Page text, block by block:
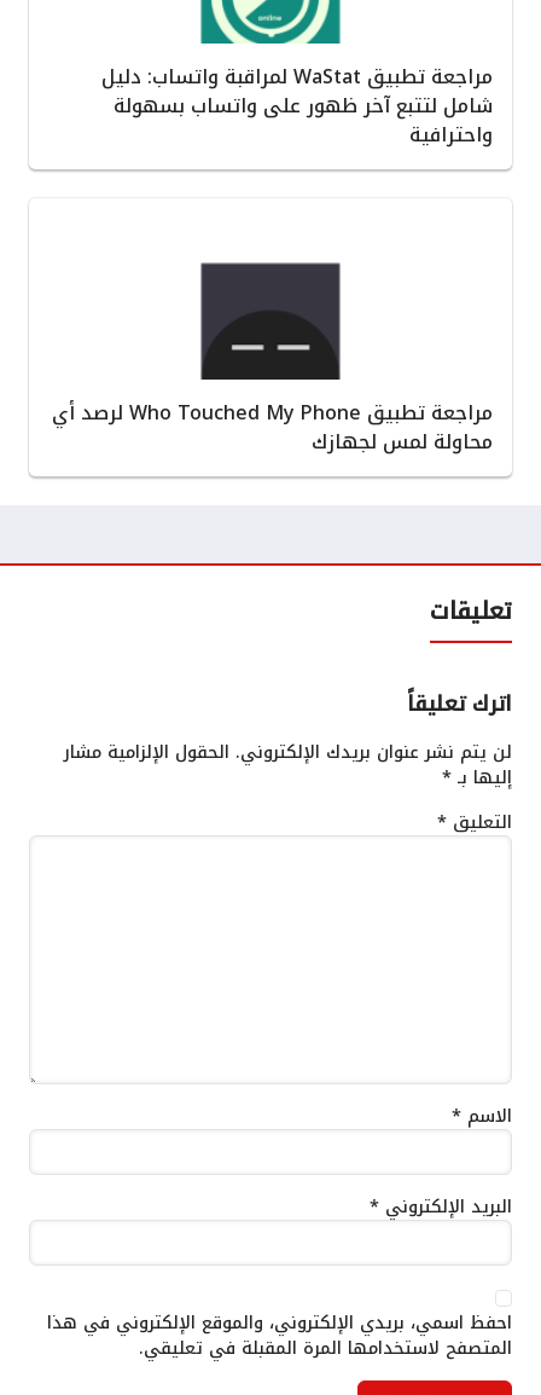
مراجعة تطبيق WaStat لمراقبة واتساب: دليل
شامل لتتبع آخر ظهور على واتساب بسهولة
واحترافية
مراجعة تطبيق Who Touched My Phone لرصد أي
محاولة لمس لجهازك
تعليقات
اترك تعليقاً
لن يتم نشر عنوان بريدك الإلكتروني. الحقول الإلزامية مشار
إليها بـ*
التعليق *
الاسم *
البريد الإلكتروني *
احفظ اسمي، بريدي الإلكتروني، والموقع الإلكتروني في هذا
المتصفح لاستخدامها المرة المقبلة في تعليقي.